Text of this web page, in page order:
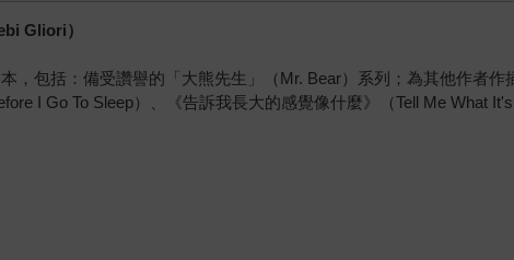
Gliori）
，包括：備受讚譽的「大熊先生」（Mr. Bear）系列；為其他作者
I Go To Sleep）、《告訴我長大的感覺像什麼》（Tell Me